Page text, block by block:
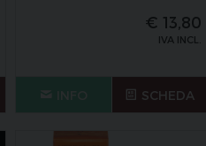
€ 13,80
IVA INCL.
SCHEDA